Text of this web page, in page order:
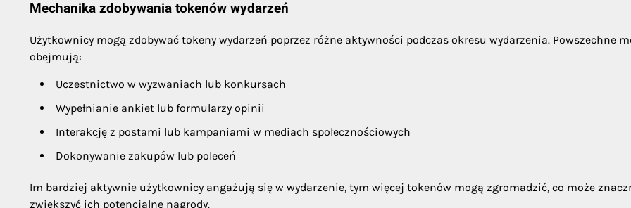
Mechanika zdobywania tokenów wydarzeń
Użytkownicy mogą zdobywać tokeny wydarzeń poprzez różne aktywności podczas okresu wydarzenia. Powszechne
obejmują:
Uczestnictwo w wyzwaniach lub konkursach
Wypełnianie ankiet lub formularzy opinii
Interakcję z postami lub kampaniami w mediach społecznościowych
Dokonywanie zakupów lub poleceń
Im bardziej aktywnie użytkownicy angażują się w wydarzenie, tym więcej tokenów mogą zgromadzić, co może
zwiększyć ich potencjalne nagrody.